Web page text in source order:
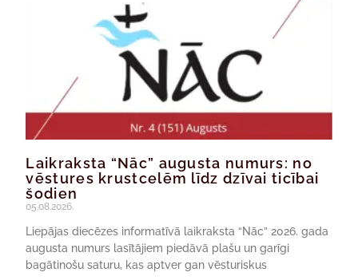
Laikraksta “Nāc” augusta numurs: no
vēstures krustcelēm līdz dzīvai ticībai
šodien
05.08.2026.
Liepājas diecēzes informatīvā laikraksta “Nāc” 2026. gada
augusta numurs lasītājiem piedāvā plašu un garīgi
bagātinošu saturu, kas aptver gan vēsturiskus